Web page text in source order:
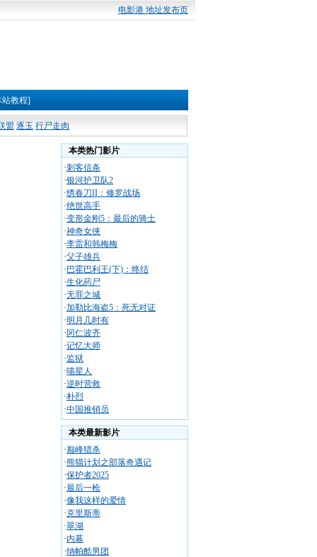
电影港 地址发布页
站教程]
盟 逐玉 行尸走肉
本类热门影片
·刺客信条
·银河护卫队2
·绣春刀II：修罗战场
·绝世高手
·变形金刚5：最后的骑士
·神奇女侠
·李雷和韩梅梅
·父子雄兵
· 巴霍巴利王(下)：终结
·生化药尸
·无罪之城
·加勒比海盗5：死无对证
·明月几时有
· 冈仁波齐
·记忆大师
·监狱
·喵星人
·逆时营救
·朴烈
·中国推销员
本类最新影片
·巅峰猎杀
·熊猫计划之部落奇遇记
·保护者2025
·最后一枪
·像我这样的爱情
·克里斯蒂
·翠湖
·内幕
·纳帕酷男团